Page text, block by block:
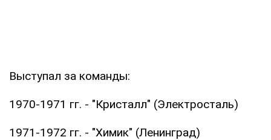
Выступал за команды:
1970-1971 гг. - "Кристалл" (Электросталь)
1971-1972 гг. - "Химик" (Ленинград)